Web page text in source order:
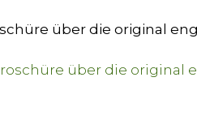
über die original